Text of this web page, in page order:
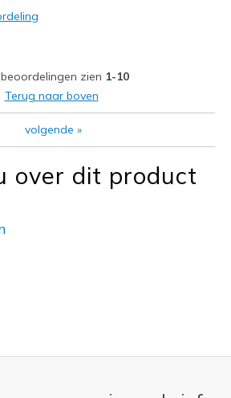
zien 1-10
Terug naar boven
volgende »
over dit product